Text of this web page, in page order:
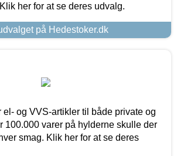
her for at se deres udvalg.
på Hedestoker.dk
og VVS-artikler til både private og
100.000 varer på hylderne skulle der
smag. Klik her for at se deres